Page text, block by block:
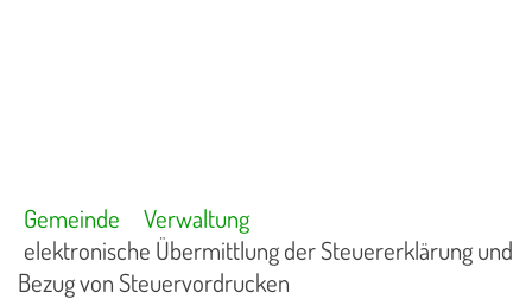
Gemeinde
Verwaltung
elektronische Übermittlung der Steuererklärung und
Bezug von Steuervordrucken